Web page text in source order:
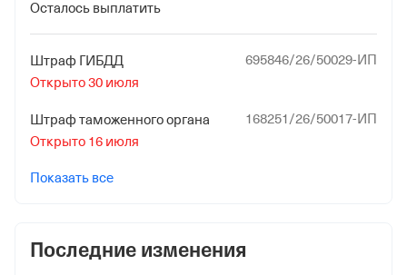
21 апреля 2014
Отделение Фонда Пенсионного и Социального
Страхования Российской Федерации по гор. Москве и
Московской обл.
Осталось выплатить
Штраф ГИБДД
695846/26/50029-ИП
Открыто 30 июля
Штраф таможенного органа
168251/26/50017-ИП
Открыто 16 июля
Показать все
Последние изменения